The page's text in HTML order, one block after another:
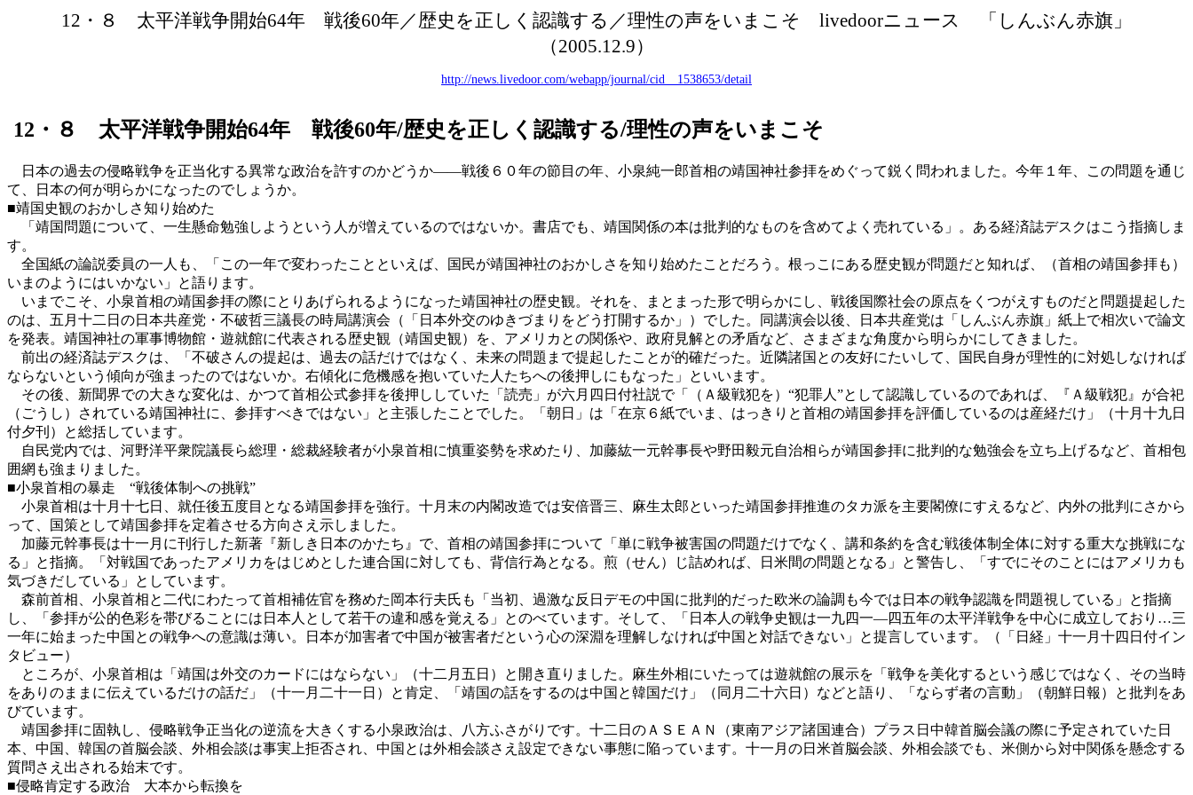
12・８ 太平洋戦争開始64年 戦後60年／歴史を正しく認識する／理性の声をいまこそ livedoorニュース 「しんぶん赤旗」
（2005.12.9）
http://news.livedoor.com/webapp/journal/cid__1538653/detail
12・８ 太平洋戦争開始64年 戦後60年/歴史を正しく認識する/理性の声をいまこそ
日本の過去の侵略戦争を正当化する異常な政治を許すのかどうか――戦後６０年の節目の年、小泉純一郎首相の靖国神社参拝をめぐって鋭く問われました。今年１年、この問題を通じ
て、日本の何が明らかになったのでしょうか。
■靖国史観のおかしさ知り始めた
「靖国問題について、一生懸命勉強しようという人が増えているのではないか。書店でも、靖国関係の本は批判的なものを含めてよく売れている」。ある経済誌デスクはこう指摘しま
す。
全国紙の論説委員の一人も、「この一年で変わったことといえば、国民が靖国神社のおかしさを知り始めたことだろう。根っこにある歴史観が問題だと知れば、（首相の靖国参拝も）
いまのようにはいかない」と語ります。
いまでこそ、小泉首相の靖国参拝の際にとりあげられるようになった靖国神社の歴史観。それを、まとまった形で明らかにし、戦後国際社会の原点をくつがえすものだと問題提起した
のは、五月十二日の日本共産党・不破哲三議長の時局講演会（「日本外交のゆきづまりをどう打開するか」）でした。同講演会以後、日本共産党は「しんぶん赤旗」紙上で相次いで論文
を発表。靖国神社の軍事博物館・遊就館に代表される歴史観（靖国史観）を、アメリカとの関係や、政府見解との矛盾など、さまざまな角度から明らかにしてきました。
前出の経済誌デスクは、「不破さんの提起は、過去の話だけではなく、未来の問題まで提起したことが的確だった。近隣諸国との友好にたいして、国民自身が理性的に対処しなければ
ならないという傾向が強まったのではないか。右傾化に危機感を抱いていた人たちへの後押しにもなった」といいます。
その後、新聞界での大きな変化は、かつて首相公式参拝を後押ししていた「読売」が六月四日付社説で「（Ａ級戦犯を） “犯罪人”として認識しているのであれば、『Ａ級戦犯』が合祀
（ごうし）されている靖国神社に、参拝すべきではない」と主張したことでした。「朝日」は「在京６紙でいま、はっきりと首相の靖国参拝を評価しているのは産経だけ」（十月十九日
付夕刊）と総括しています。
自民党内では、河野洋平衆院議長ら総理・総裁経験者が小泉首相に慎重姿勢を求めたり、加藤紘一元幹事長や野田毅元自治相らが靖国参拝に批判的な勉強会を立ち上げるなど、首相包
囲網も強まりました。
■小泉首相の暴走 “戦後体制への挑戦”
小泉首相は十月十七日、就任後五度目となる靖国参拝を強行。十月末の内閣改造では安倍晋三、麻生太郎といった靖国参拝推進のタカ派を主要閣僚にすえるなど、内外の批判にさから
って、国策として靖国参拝を定着させる方向さえ示しました。
加藤元幹事長は十一月に刊行した新著『新しき日本のかたち』で、首相の靖国参拝について「単に戦争被害国の問題だけでなく、講和条約を含む戦後体制全体に対する重大な挑戦にな
る」と指摘。「対戦国であったアメリカをはじめとした連合国に対しても、背信行為となる。煎（せん）じ詰めれば、日米間の問題となる」と警告し、「すでにそのことにはアメリカも
気づきだしている」としています。
森前首相、小泉首相と二代にわたって首相補佐官を務めた岡本行夫氏も「当初、過激な反日デモの中国に批判的だった欧米の論調も今では日本の戦争認識を問題視している」と指摘
し、「参拝が公的色彩を帯びることには日本人として若干の違和感を覚える」とのべています。そして、「日本人の戦争史観は一九四一―四五年の太平洋戦争を中心に成立しており…三
一年に始まった中国との戦争への意識は薄い。日本が加害者で中国が被害者だという心の深淵を理解しなければ中国と対話できない」と提言しています。（「日経」十一月十四日付イン
タビュー）
ところが、小泉首相は「靖国は外交のカードにはならない」（十二月五日）と開き直りました。麻生外相にいたっては遊就館の展示を「戦争を美化するという感じではなく、その当時
をありのままに伝えているだけの話だ」（十一月二十一日）と肯定、「靖国の話をするのは中国と韓国だけ」（同月二十六日）などと語り、「ならず者の言動」（朝鮮日報）と批判をあ
びています。
靖国参拝に固執し、侵略戦争正当化の逆流を大きくする小泉政治は、八方ふさがりです。十二日のＡＳＥＡＮ（東南アジア諸国連合）プラス日中韓首脳会議の際に予定されていた日
本、中国、韓国の首脳会談、外相会談は事実上拒否され、中国とは外相会談さえ設定できない事態に陥っています。十一月の日米首脳会談、外相会談でも、米側から対中関係を懸念する
質問さえ出される始末です。
■侵略肯定する政治 大本から転換を